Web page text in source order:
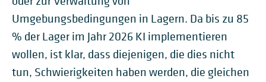
Umgebungsbedingungen in Lagern. Da bis zu 85
% der Lager im Jahr 2026 KI implementieren
wollen, ist klar, dass diejenigen, die dies nicht
tun, Schwierigkeiten haben werden, die gleichen